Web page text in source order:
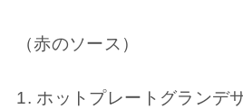
（赤のソース）
ホットプレートグランデ